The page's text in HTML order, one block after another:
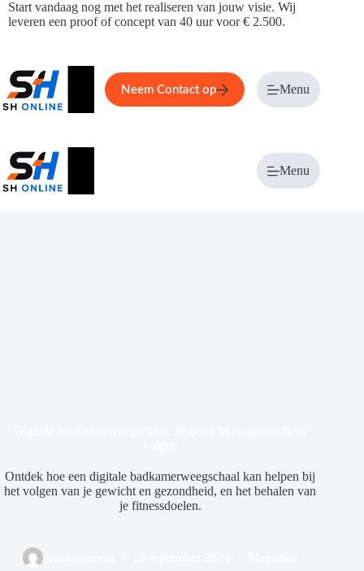
Ga
naar
Start vandaag nog met het realiseren van jouw visie. Wij
leveren een proof of concept van 40 uur voor € 2.500.
Home Service Over ons
Neem Contact op Menu
Menu
Ontdek hoe een digitale badkamerweegschaal kan helpen bij
het volgen van je gewicht en gezondheid, en het behalen van
je fitnessdoelen.